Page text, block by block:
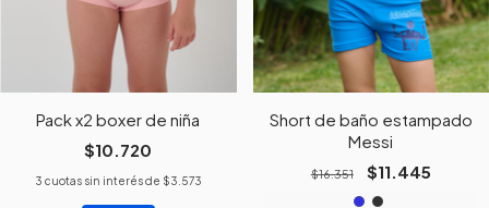
Pack x2 boxer de niña
$10.720
3 cuotas sin interés de $3.573
Short de baño estampado
Messi
$16.351 $11.445